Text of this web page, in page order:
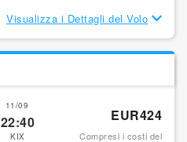
Visualizza i Dettagli del Volo
11/09
22:40
KIX
EUR424
Compresi i costi del